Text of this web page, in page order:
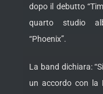
dopo il debutto
quarto studio
“Phoenix”.
La band dichiara:
un accordo con la